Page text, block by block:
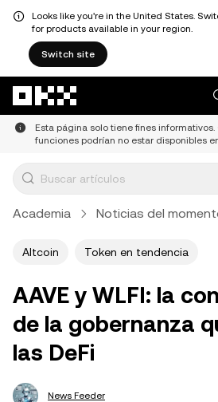
Looks like you're in the United States.
for products available in your region.
Switch site
Esta página solo tiene fines
funciones podrían no estar disponibles
Academia Noticias del
Altcoin Token en tendencia
AAVE y WLFI: la
de la gobernanza
las DeFi
News Feeder